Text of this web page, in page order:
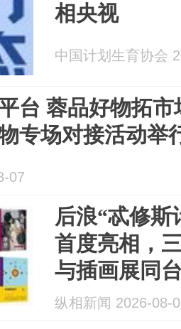
相央视
中国计划生育协会
台 蓉品好物拓市
专场对接活动举
07
后浪“忒修斯
首度亮相，
与插画展同
纵相新闻 2026-08-